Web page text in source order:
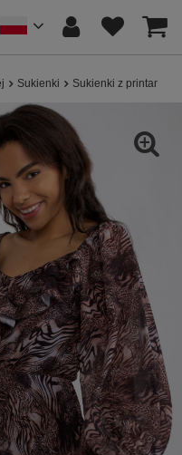
Sukienki Sukienki z printami